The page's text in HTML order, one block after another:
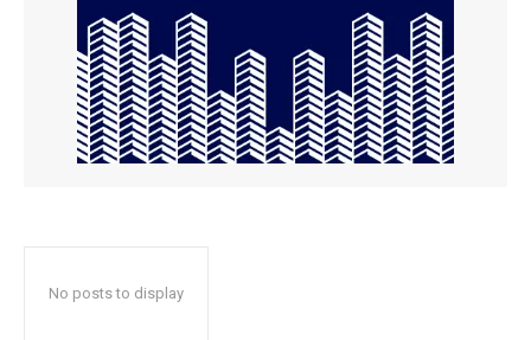
No posts to display